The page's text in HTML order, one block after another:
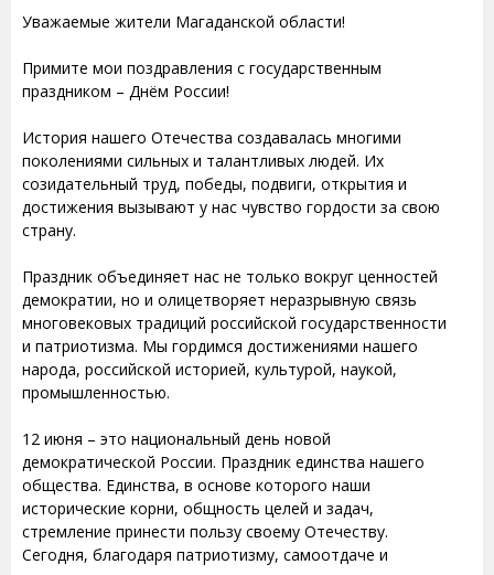
Уважаемые жители Магаданской области!
Примите мои поздравления с государственным
праздником – Днём России!
История нашего Отечества создавалась многими
поколениями сильных и талантливых людей. Их
созидательный труд, победы, подвиги, открытия и
достижения вызывают у нас чувство гордости за свою
страну.
Праздник объединяет нас не только вокруг ценностей
демократии, но и олицетворяет неразрывную связь
многовековых традиций российской государственности
и патриотизма. Мы гордимся достижениями нашего
народа, российской историей, культурой, наукой,
промышленностью.
12 июня – это национальный день новой
демократической России. Праздник единства нашего
общества. Единства, в основе которого наши
исторические корни, общность целей и задач,
стремление принести пользу своему Отечеству.
Сегодня, благодаря патриотизму, самоотдаче и